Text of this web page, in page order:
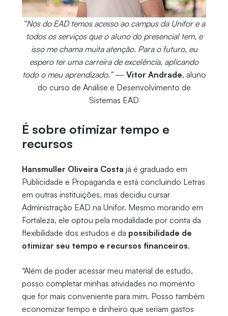
“Nós do EAD temos acesso ao campus da Unifor e a
todos os serviços que o aluno do presencial tem, e
isso me chama muita atenção. Para o futuro, eu
espero ter uma carreira de excelência, aplicando
todo o meu aprendizado.”— Vitor Andrade, aluno
do curso de Análise e Desenvolvimento de
Sistemas EAD
É sobre otimizar tempo e
recursos
Hansmuller Oliveira Costa já é graduado em
Publicidade e Propaganda e está concluindo Letras
em outras instituições, mas decidiu cursar
Administração EAD na Unifor. Mesmo morando em
Fortaleza, ele optou pela modalidade por conta da
flexibilidade dos estudos e da possibilidade de
otimizar seu tempo e recursos financeiros.
“Além de poder acessar meu material de estudo,
posso completar minhas atividades no momento
que for mais conveniente para mim. Posso também
economizar tempo e dinheiro que seriam gastos